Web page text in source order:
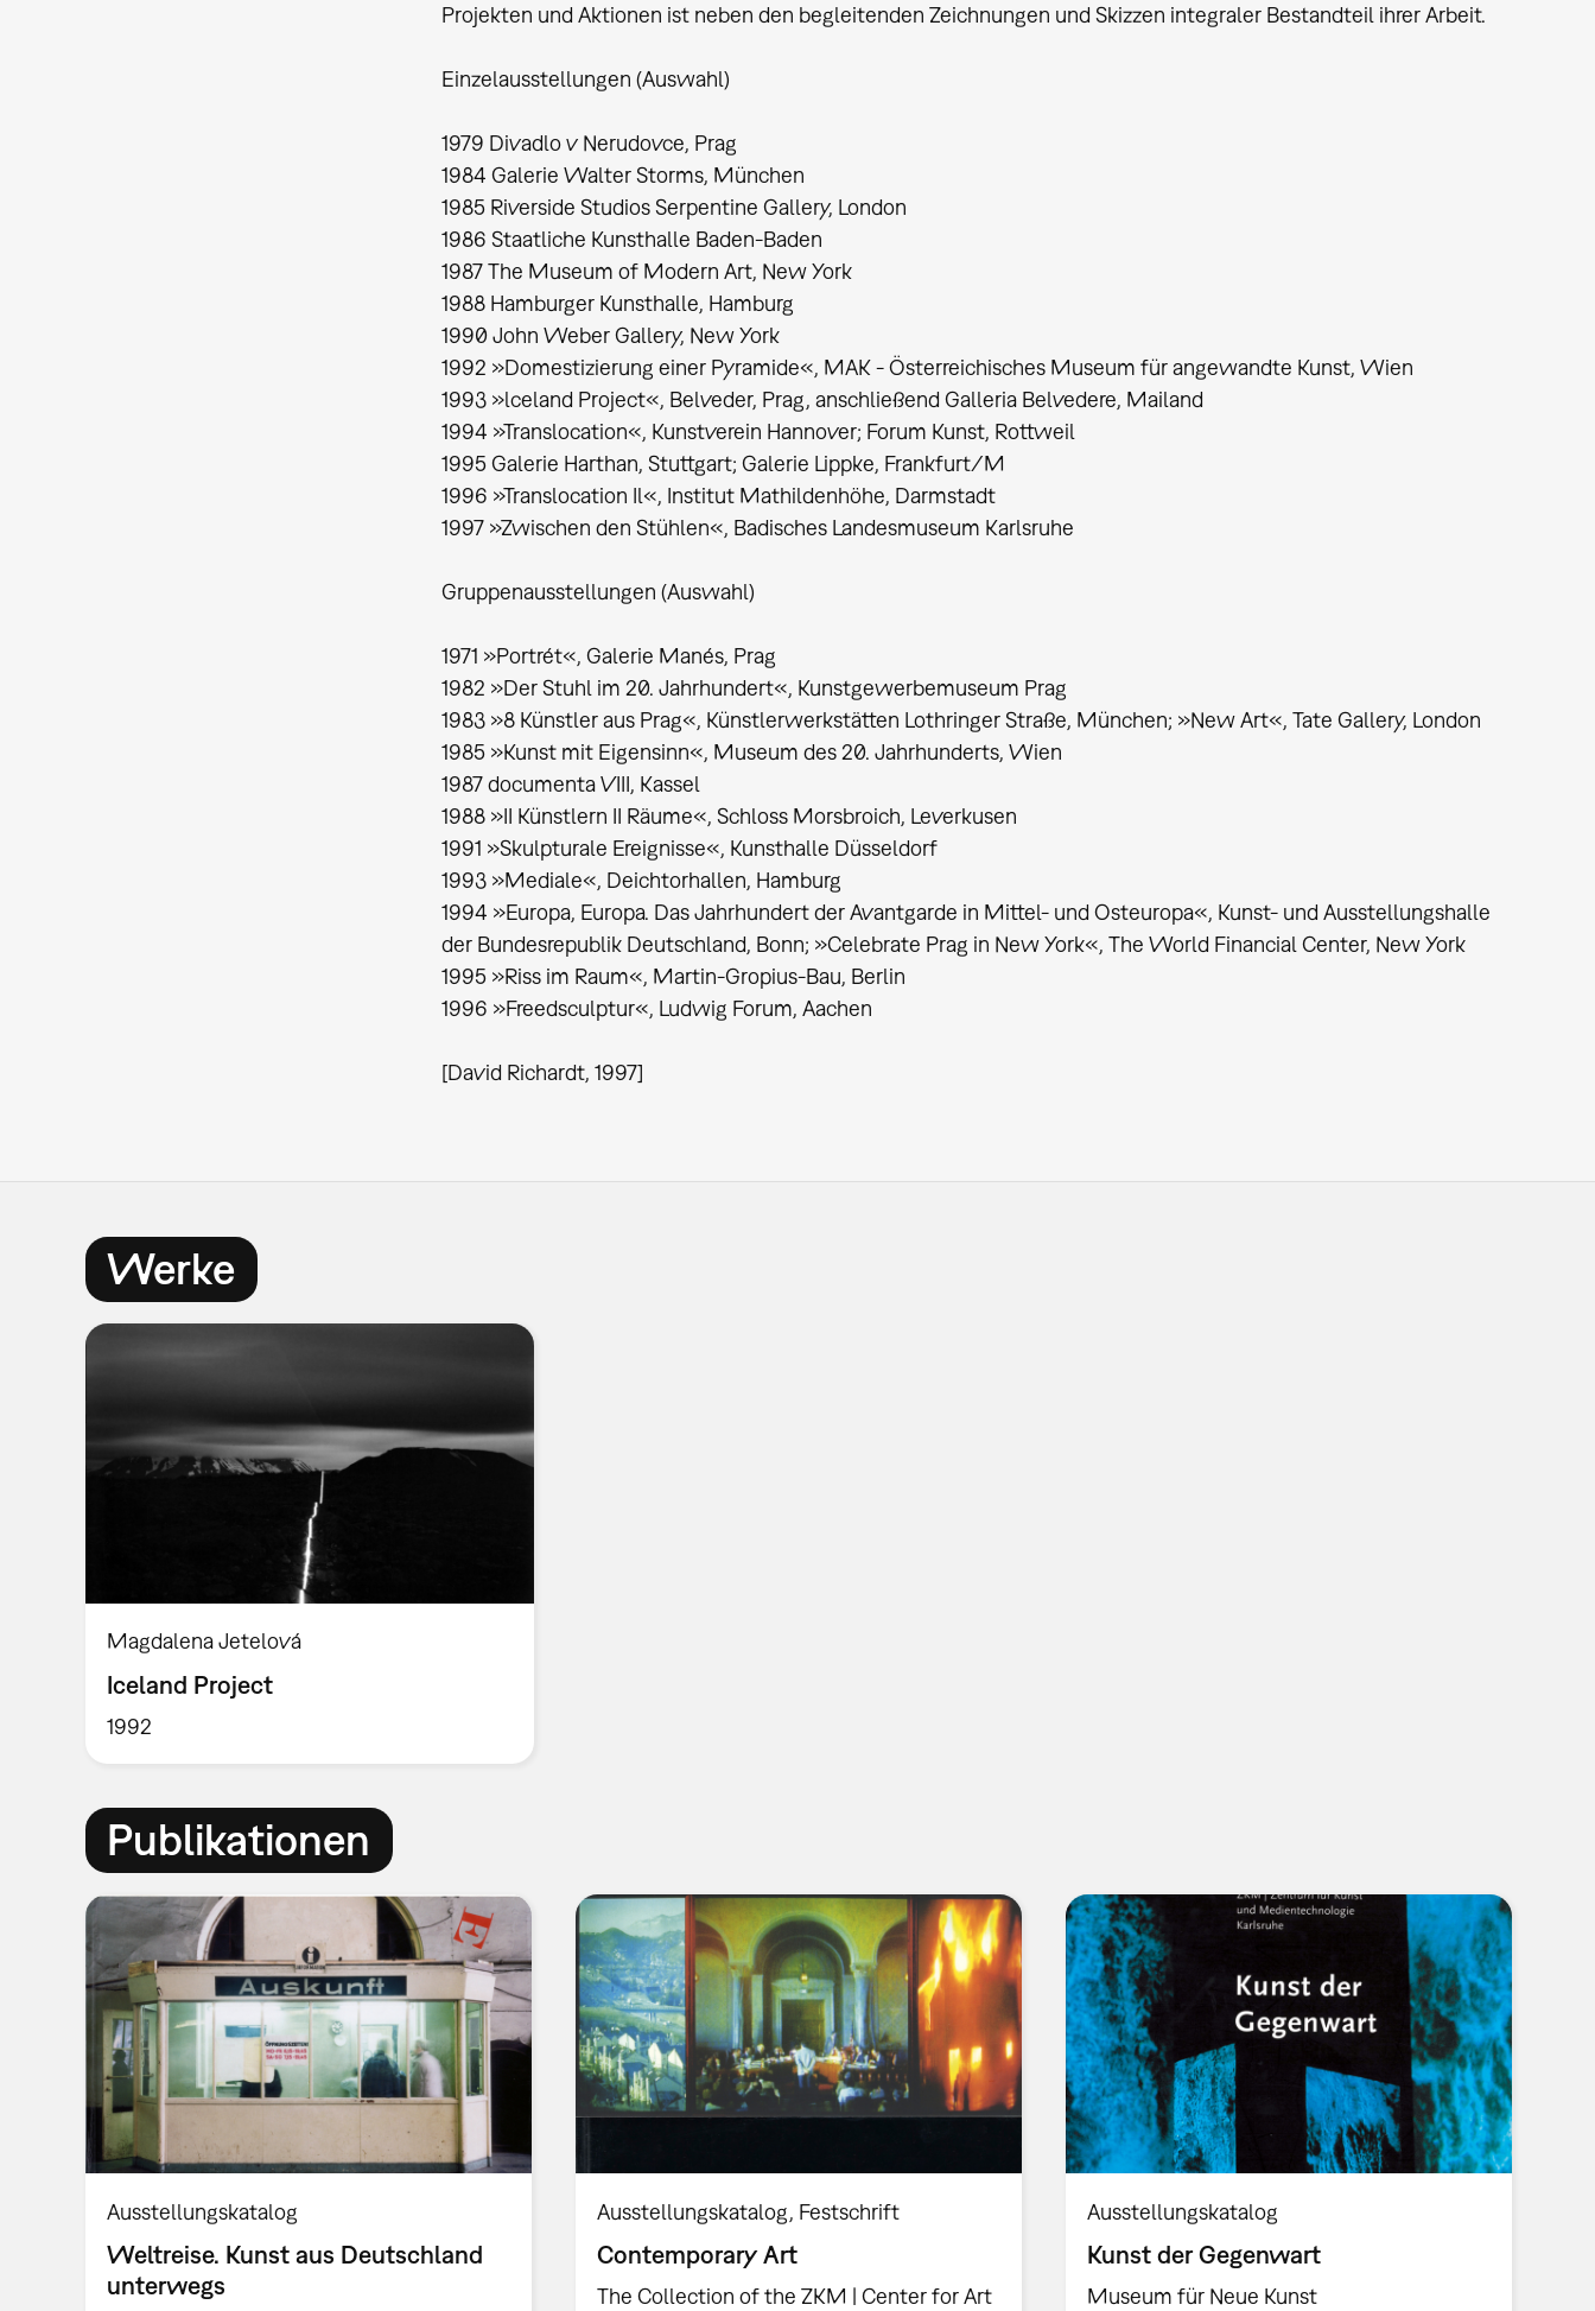
Projekten und Aktionen ist neben den begleitenden Zeichnungen und Skizzen integraler Bestandteil ihrer Arbeit.
Einzelausstellungen (Auswahl)
1979 Divadlo v Nerudovce, Prag
1984 Galerie Walter Storms, München
1985 Riverside Studios Serpentine Gallery, London
1986 Staatliche Kunsthalle Baden-Baden
1987 The Museum of Modern Art, New York
1988 Hamburger Kunsthalle, Hamburg
1990 John Weber Gallery, New York
1992 »Domestizierung einer Pyramide«, MAK - Österreichisches Museum für angewandte Kunst, Wien
1993 »lceland Project«, Belveder, Prag, anschließend Galleria Belvedere, Mailand
1994 »Translocation«, Kunstverein Hannover; Forum Kunst, Rottweil
1995 Galerie Harthan, Stuttgart; Galerie Lippke, Frankfurt/M
1996 »Translocation Il«, Institut Mathildenhöhe, Darmstadt
1997 »Zwischen den Stühlen«, Badisches Landesmuseum Karlsruhe
Gruppenausstellungen (Auswahl)
1971 »Portrét«, Galerie Manés, Prag
1982 »Der Stuhl im 20. Jahrhundert«, Kunstgewerbemuseum Prag
1983 »8 Künstler aus Prag«, Künstlerwerkstätten Lothringer Straße, München; »New Art«, Tate Gallery, London
1985 »Kunst mit Eigensinn«, Museum des 20. Jahrhunderts, Wien
1987 documenta VIII, Kassel
1988 »II Künstlern II Räume«, Schloss Morsbroich, Leverkusen
1991 »Skulpturale Ereignisse«, Kunsthalle Düsseldorf
1993 »Mediale«, Deichtorhallen, Hamburg
1994 »Europa, Europa. Das Jahrhundert der Avantgarde in Mittel- und Osteuropa«, Kunst- und Ausstellungshalle
der Bundesrepublik Deutschland, Bonn; »Celebrate Prag in New York«, The World Financial Center, New York
1995 »Riss im Raum«, Martin-Gropius-Bau, Berlin
1996 »Freedsculptur«, Ludwig Forum, Aachen
[David Richardt, 1997]
Werke
Magdalena Jetelová
Iceland Project
1992
Publikationen
Ausstellungskatalog
Weltreise. Kunst aus Deutschland
unterwegs
Ausstellungskatalog Festschrift
Contemporary Art
The Collection of the ZKM | Center for Art
Ausstellungskatalog
Kunst der Gegenwart
Museum für Neue Kunst